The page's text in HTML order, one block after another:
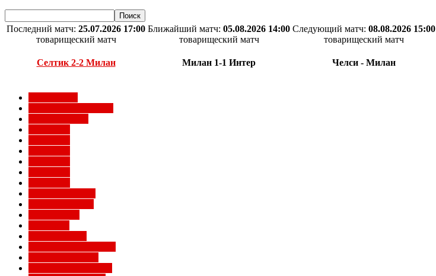
Последний матч: 25.07.2026 17:00
товарищеский матч
Селтик 2-2 Милан
Ближайший матч: 05.08.2026 14:00
товарищеский матч
Милан 1-1 Интер
Следующий матч: 08.08.2026 15:00
товарищеский матч
Челси - Милан